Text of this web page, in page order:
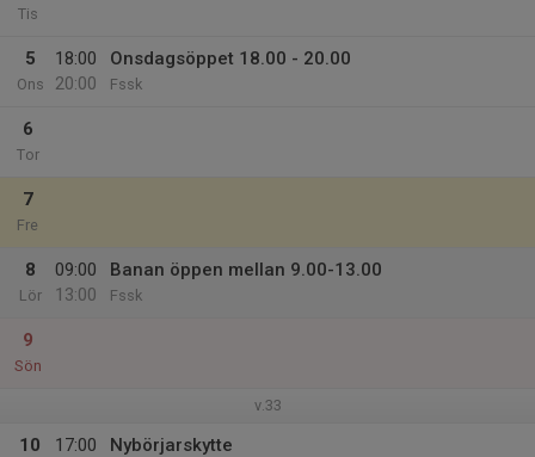
Tis
5
Ons
18:00
20:00
Onsdagsöppet 18.00 - 20.00
Fssk
6
Tor
7
Fre
8
Lör
09:00
13:00
Banan öppen mellan 9.00-13.00
Fssk
9
Sön
v.33
10
17:00
Nybörjarskytte